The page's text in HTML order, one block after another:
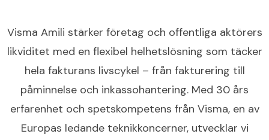
Visma Amili stärker företag och offentliga aktörers
likviditet med en flexibel helhetslösning som täcker
hela fakturans livscykel – från fakturering till
påminnelse och inkassohantering. Med 30 års
erfarenhet och spetskompetens från Visma, en av
Europas ledande teknikkoncerner, utvecklar vi